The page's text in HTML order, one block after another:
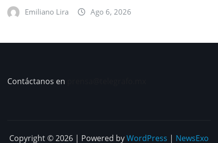
Emiliano Lira Ago 6, 2026
Contáctanos en
Copyright © 2026 | Powered byWordPress | NewsExo